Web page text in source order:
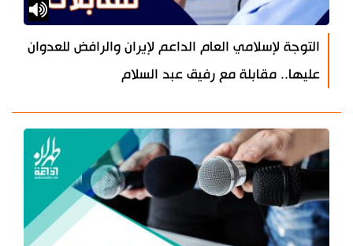
التوجة لإسلامي العام الداعم لإيران والرافض للعدوان
عليها.. مقابلة مع رفيق عبد السلام